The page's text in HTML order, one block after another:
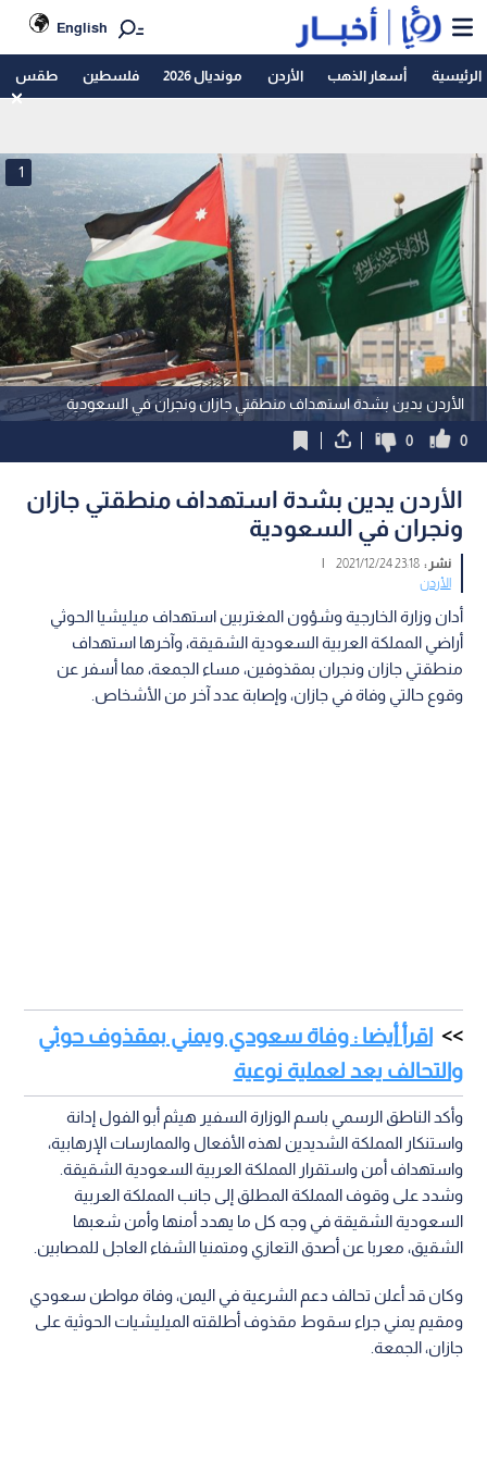
English
الرئيسية أسعار الذهب الأردن مونديال 2026 فلسطين طقس
الأردن يدين بشدة استهداف منطقتي جازان ونجران في السعودية
1
0
0
الأردن يدين بشدة استهداف منطقتي جازان
ونجران في السعودية
نشر :23:18 2021/12/24
|
الأردن
أدان وزارة الخارجية وشؤون المغتربين استهداف ميليشيا الحوثي
أراضي المملكة العربية السعودية الشقيقة، وآخرها استهداف
منطقتي جازان ونجران بمقذوفين، مساء الجمعة، مما أسفر عن
وقوع حالتي وفاة في جازان، وإصابة عدد آخر من الأشخاص.
اقرأ أيضا : وفاة سعودي ويمني بمقذوف حوثي
والتحالف يعد لعملية نوعية
وأكد الناطق الرسمي باسم الوزارة السفير هيثم أبو الفول إدانة
واستنكار المملكة الشديدين لهذه الأفعال والممارسات الإرهابية،
واستهداف أمن واستقرار المملكة العربية السعودية الشقيقة.
وشدد على وقوف المملكة المطلق إلى جانب المملكة العربية
السعودية الشقيقة في وجه كل ما يهدد أمنها وأمن شعبها
الشقيق، معربا عن أصدق التعازي ومتمنيا الشفاء العاجل للمصابين.
وكان قد أعلن تحالف دعم الشرعية في اليمن، وفاة مواطن سعودي
ومقيم يمني جراء سقوط مقذوف أطلقته الميليشيات الحوثية على
جازان، الجمعة.